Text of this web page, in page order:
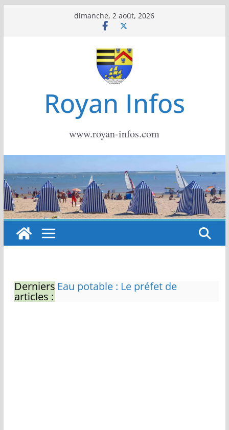
dimanche, 2 août, 2026
Royan Infos
www.royan-infos.com
Derniers
articles :
Eau potable : Le préfet de